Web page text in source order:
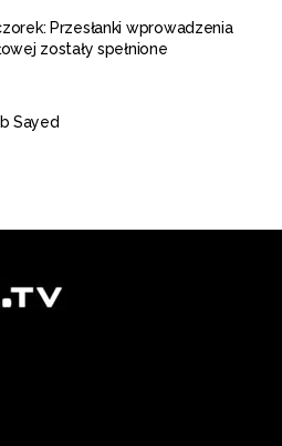
Przesłanki wprowadzenia
zostały spełnione
Sayed